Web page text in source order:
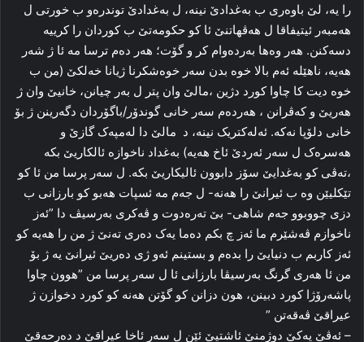
را‌ یه‌، لێ باوه‌ری ب بەغدادێ نینه‌، ل بەغدادێ توندرەو ب خورتی ل
هه‌مبه‌ر ئیتیفاقا ل هه‌ڤهاتنێ ئا کو حکومه‌تێ ب کوردان را‌ کرییه‌
دسه‌کنن. هه‌ر وه‌ها به‌رده‌وام کر و گۆت؛ هه‌ر ده‌م ترسا مه‌ ئا ژ شه‌ر
ھەیە، ناهێله‌ ئه‌م بالا خوه‌ بدن سه‌ر خوه‌شکرنا ژیانا خه‌لکێ (من ب
خوه‌ دیت كا چاوا کورد دژین ،مالێ وان پتر ل به‌ر چیانن، خانیێ وان ژ
هه‌ریێ و که‌ڤرانن ، هه‌رده‌م سه‌ر خانی گوندۆر/باگۆردان دگه‌رینن ژ بۆ
خانی دلۆپا نه‌که‌. ئه‌له‌کتریک نینە‌، د ‌ مالێ دا لەمپەک گازێ و
هه‌سره‌ک ل سه‌ر ئه‌ردێ ئاخ هه‌یه‌) به‌غداد ناخوازه‌ ئالکاریێ بکه‌
،ته‌ڤی کو بەغدایێ سۆز دابوون ئالیکاریێ بکە. ل سه‌ر پرسا من ئا کو
تێکلیێن وه‌ ب ئیرانێ را هه‌نه‌- ل جه‌م مه‌ ئسپات هه‌بو کو بارزانی ب
دزی چووبوو جه‌م شاھی- بێ ته‌ره‌دوت و ڤه‌کری به‌رسیڤ دا ”ئه‌ز
ناخوازم ڤه‌شێرم ما ئه‌ز چ بکم ده‌ما یه‌ک ده‌ری ته‌نێ ژ من را هه‌یه‌ کو
ئه‌ز کاربم ب دنیایێ را بدەم و بستینم ئه‌و ژی ده‌ریێ ئیرانێ یه‌ ژ بۆ
من ئا هه‌ری گرنگ به‌رسیڤا بارزانی ئا ل سه‌ر پرسا من ”هوون چاوا
پاشەرۆژا کورد دبینن، هون دزانن کو گۆتن هه‌نه‌ کو کورد دخوازن ژ
عیراقێ ڤه‌قه‌تن ”
– ئه‌ڤێ یەكێ دوژمنێ ئاشتیێ ئێن ل سه‌ر ئاخا عیراقێ د ده‌رحه‌قێ